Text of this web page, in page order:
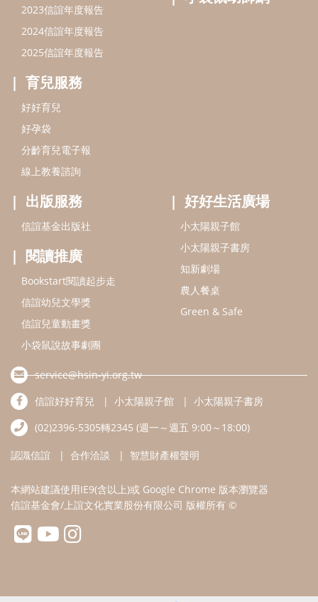
出版服務
信誼基金出版社
閱讀推廣
Bookstart閱讀起步走
信誼幼兒文學獎
信誼兒童動畫獎
小袋鼠說故事劇團
service@hsin-yi.org.tw
信誼好好育兒
小太陽親子書房
(02)2396-5305轉2345 (週一～週五 9:00～18:00)
認識信誼 合作洽談 智慧財產權聲明
本網站建議使用IE9(含以上)或 Google Chrome 版本瀏覽器
信誼基金會/上誼文化實業股份有限公司 版權所有 ©